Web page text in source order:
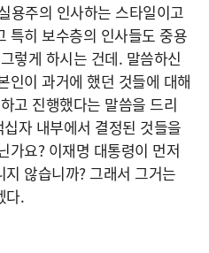
용주의 인사하는 스타일이고
특히 보수층의 인사들도 중용
렇게 하시는 건데. 말씀하신
인이 과거에 했던 것들에 대해
고 진행했다는 말씀을 드리
자 내부에서 결정된 것들을
가요? 이재명 대통령이 먼저
않습니까? 그래서 그거는
다.